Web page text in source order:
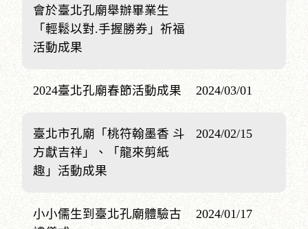
會於臺北孔廟舉辦畢業生
「輕鬆以對.手握勝券」祈福
活動成果
2024臺北孔廟春節活動成果 2024/03/01
臺北市孔廟「桃符翰墨香 斗
方獻吉祥」、「龍來剪紙
趣」活動成果
2024/02/15
小小儒生到臺北孔廟體驗古
2024/01/17